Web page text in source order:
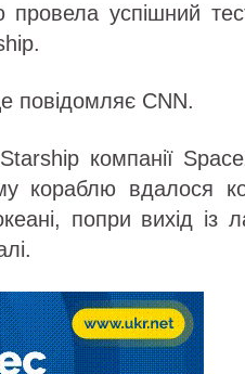
успішний
повідомляє CNN.
компанії
кораблю вдалося
попри вихід із